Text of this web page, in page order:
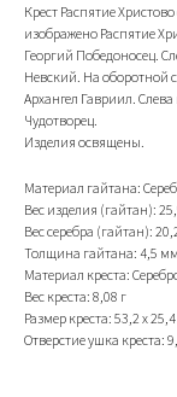
Крест Распятие
изображено Распятие
Георгий Победоносец.
Невский. На оборотной
Архангел Гавриил.
Чудотворец.
Изделия освящены.
Материал гайтана:
Вес изделия (гайтан):
Вес серебра (гайтан):
Толщина гайтана: 4,5 мм
Материал креста:
Вес креста: 8,08 г
Размер креста: 53,2 х
Отверстие ушка креста: